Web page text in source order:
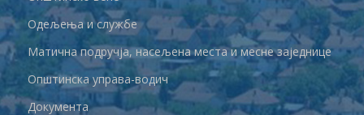
Одељења и службе
Матична подручја, насељена места и месне заједнице
Општинска управа-водич
Документа